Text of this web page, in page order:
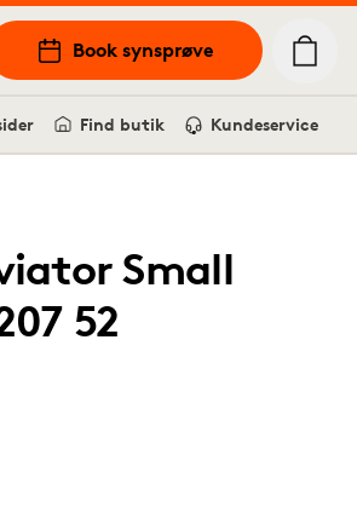
Book synsprøve
Find butik Kundeservice
Small
52